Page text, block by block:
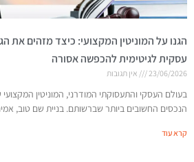
הגנו על המוניטין המקצועי: כיצד מזהים את
עסקית לגיטימית להכפשה אסורה
23/06/2026 אין תגובות
בעולם העסקי והתעסוקתי המודרני, המוניטין
הנכסים החשובים ביותר שברשותם. בניית שם טוב,
קרא עוד